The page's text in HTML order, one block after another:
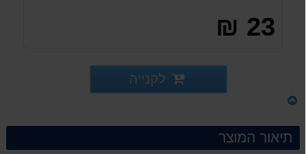
23 ₪
לקנייה
תיאור המוצר